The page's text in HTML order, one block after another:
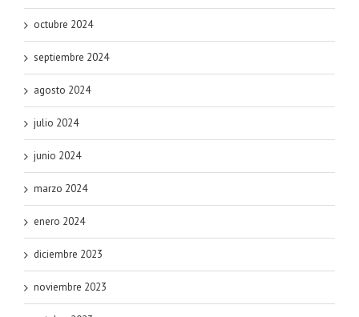
octubre 2024
septiembre 2024
agosto 2024
julio 2024
junio 2024
marzo 2024
enero 2024
diciembre 2023
noviembre 2023